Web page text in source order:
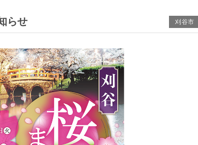
刈谷市
らせ